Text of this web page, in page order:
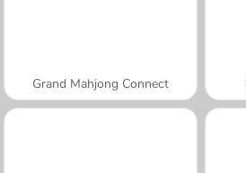
Grand Mahjong Connect